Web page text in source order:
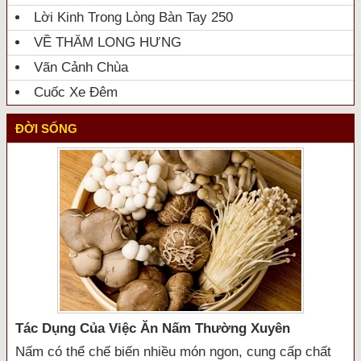
Lời Kinh Trong Lòng Bàn Tay 250
VỀ THĂM LONG HƯNG
Vãn Cảnh Chùa
Cuốc Xe Đêm
ĐỜI SỐNG
Tác Dụng Của Việc Ăn Nấm Thường Xuyên
Nấm có thể chế biến nhiều món ngon, cung cấp chất